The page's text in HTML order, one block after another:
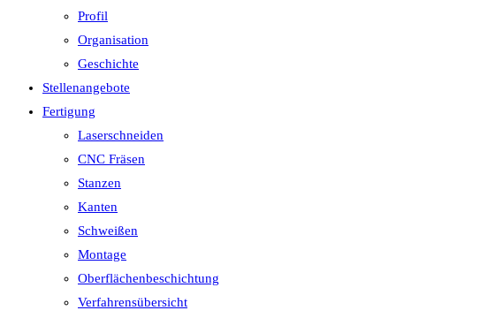
Profil
Organisation
Geschichte
Stellenangebote
Fertigung
Laserschneiden
CNC Fräsen
Stanzen
Kanten
Schweißen
Montage
Oberflächenbeschichtung
Verfahrensübersicht